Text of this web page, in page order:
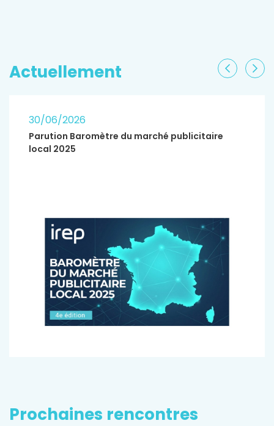
Actuellement
30/06/2026
Parution Baromètre du marché publicitaire
local 2025
Prochaines rencontres